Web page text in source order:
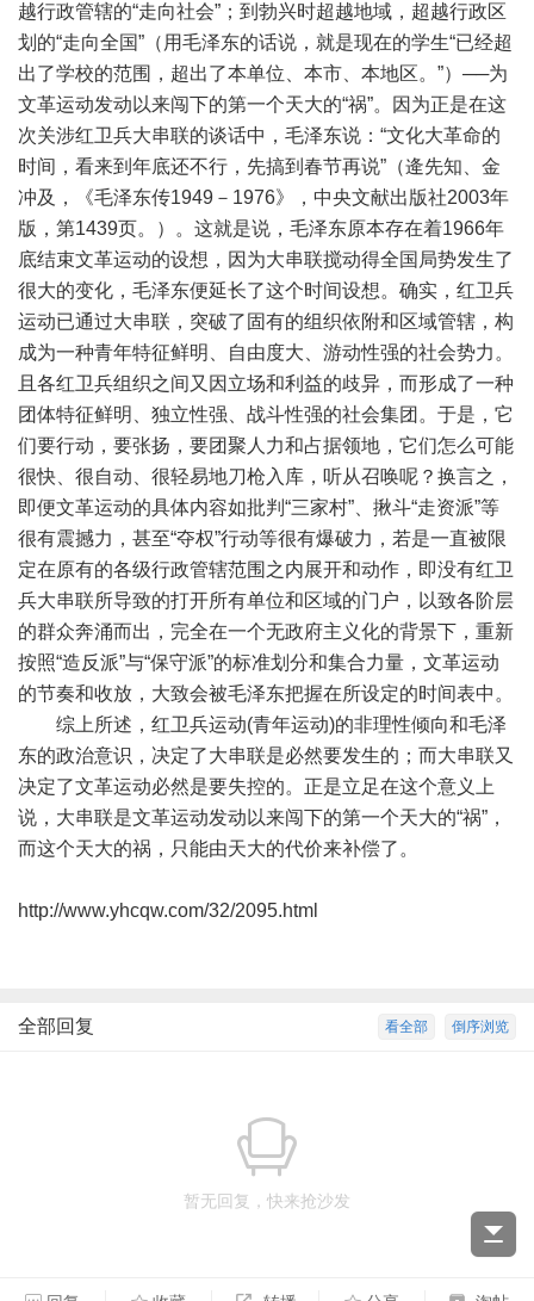
越行政管辖的“走向社会”；到勃兴时超越地域，超越行政区
划的“走向全国”（用毛泽东的话说，就是现在的学生“已经超
出了学校的范围，超出了本单位、本市、本地区。”）──为
文革运动发动以来闯下的第一个天大的“祸”。因为正是在这
次关涉红卫兵大串联的谈话中，毛泽东说：“文化大革命的
时间，看来到年底还不行，先搞到春节再说”（逄先知、金
冲及，《毛泽东传1949－1976》，中央文献出版社2003年
版，第1439页。）。这就是说，毛泽东原本存在着1966年
底结束文革运动的设想，因为大串联搅动得全国局势发生了
很大的变化，毛泽东便延长了这个时间设想。确实，红卫兵
运动已通过大串联，突破了固有的组织依附和区域管辖，构
成为一种青年特征鲜明、自由度大、游动性强的社会势力。
且各红卫兵组织之间又因立场和利益的歧异，而形成了一种
团体特征鲜明、独立性强、战斗性强的社会集团。于是，它
们要行动，要张扬，要团聚人力和占据领地，它们怎么可能
很快、很自动、很轻易地刀枪入库，听从召唤呢？换言之，
即便文革运动的具体内容如批判“三家村”、揪斗“走资派”等
很有震撼力，甚至“夺权”行动等很有爆破力，若是一直被限
定在原有的各级行政管辖范围之内展开和动作，即没有红卫
兵大串联所导致的打开所有单位和区域的门户，以致各阶层
的群众奔涌而出，完全在一个无政府主义化的背景下，重新
按照“造反派”与“保守派”的标准划分和集合力量，文革运动
的节奏和收放，大致会被毛泽东把握在所设定的时间表中。
综上所述，红卫兵运动(青年运动)的非理性倾向和毛泽
东的政治意识，决定了大串联是必然要发生的；而大串联又
决定了文革运动必然是要失控的。正是立足在这个意义上
说，大串联是文革运动发动以来闯下的第一个天大的“祸”，
而这个天大的祸，只能由天大的代价来补偿了。
http://www.yhcqw.com/32/2095.html
倒序浏览
看全部
全部回复
暂无回复，快来抢沙发